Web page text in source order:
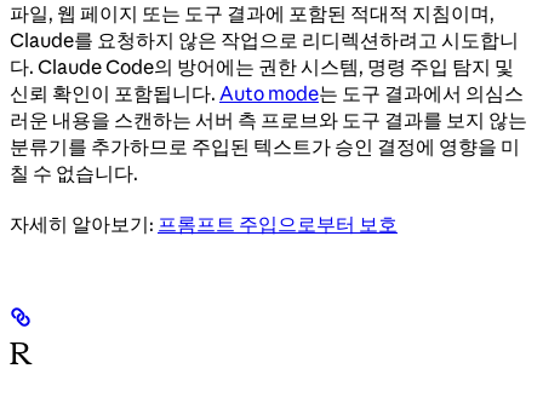
파일, 웹 페이지 또는 도구 결과에 포함된 적대적 지침이며,
Claude를 요청하지 않은 작업으로 리디렉션하려고 시도합니
다. Claude Code의 방어에는 권한 시스템, 명령 주입 탐지 및
신뢰 확인이 포함됩니다. Auto mode는 도구 결과에서 의심스
러운 내용을 스캔하는 서버 측 프로브와 도구 결과를 보지 않는
분류기를 추가하므로 주입된 텍스트가 승인 결정에 영향을 미
칠 수 없습니다.
자세히 알아보기: 프롬프트 주입으로부터 보호
R